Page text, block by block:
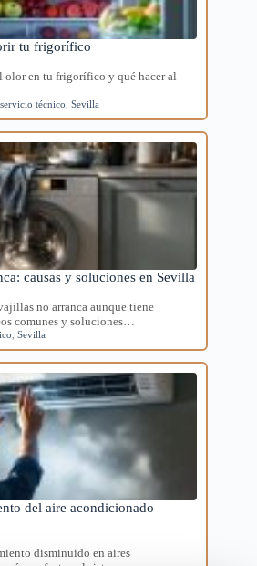
tu frigorífico
olor en tu frigorífico y qué hacer al
servicio técnico Sevilla
causas y soluciones en Sevilla
no arranca aunque tiene
comunes y soluciones…
Sevilla
del aire acondicionado
disminuido en aires